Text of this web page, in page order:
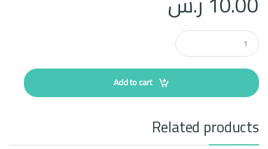
Q
u
a
t
i
Add to cart
Related products